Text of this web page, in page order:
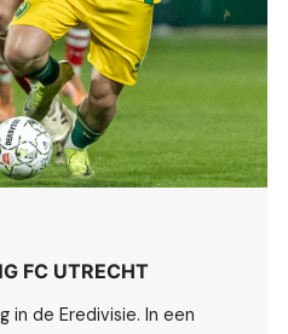
FC UTRECHT
in de Eredivisie. In een